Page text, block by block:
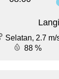
Selatan, 2.7 m/
88 %